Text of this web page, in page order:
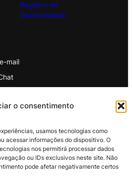
o consentimento
usamos tecnologias como
acessar informações do dispositivo. O
nos permitirá processar dados
ou IDs exclusivos neste site. Não
pode afetar negativamente certos
Registro de
Oportunidade
mail
Devoluções